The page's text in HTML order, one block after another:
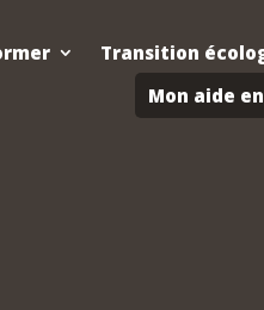
Transition
Mon aide